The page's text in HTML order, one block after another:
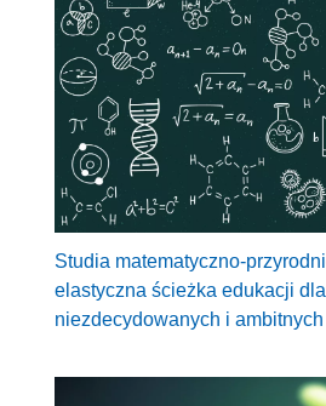
Studia matematyczno-
elastyczna ścieżka edukacji dla
niezdecydowanych i ambitnych